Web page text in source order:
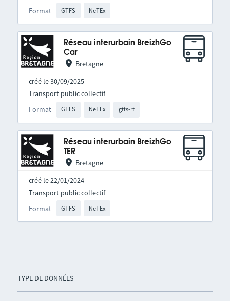
TYPE DE DONNÉES
Format GTFS NeTEx
Réseau interurbain BreizhGo
Car
Bretagne
créé le 30/09/2025
Format GTFS NeTEx gtfs-rt
Transport public collectif
Réseau interurbain BreizhGo
TER
Bretagne
créé le 22/01/2024
Format GTFS NeTEx
Transport public collectif